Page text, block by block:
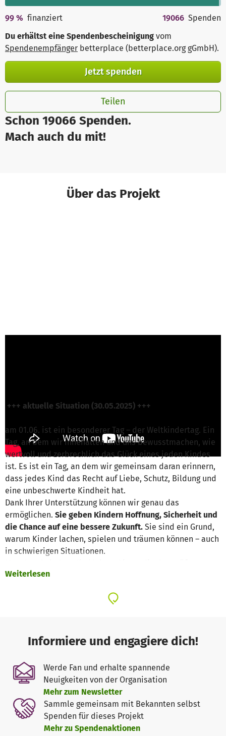
Schon 19066 Spenden.
Mach auch du mit!
99 % finanziert 19066 Spenden
Du erhältst eine Spendenbescheinigung vom
Spendenempfänger betterplace (betterplace.org gGmbH).
Jetzt spenden
Teilen
Über das Projekt
+++ aktuelle Situation (30.05.2025) +++
am 01.06. ist ein besonderer Tag – der Weltkindertag. Ein
Tag, an dem wir innehalten und uns bewusstmachen, wie
wertvoll und zerbrechlich das Glück eines jeden Kindes
ist. Es ist ein Tag, an dem wir gemeinsam daran erinnern,
dass jedes Kind das Recht auf Liebe, Schutz, Bildung und
eine unbeschwerte Kindheit hat.
Dank Ihrer Unterstützung können wir genau das
ermöglichen. Sie geben Kindern Hoffnung, Sicherheit und
die Chance auf eine bessere Zukunft. Sie sind ein Grund,
warum Kinder lachen, spielen und träumen können – auch
in schwierigen Situationen.
Unterschied machen: Ein sicherer Ort zum Spielen, eine
Großzügigkeit und Ihren Glauben an eine Welt, in der
jedes Kind eine Chance auf Glück hat.
Lassen Sie uns auch weiterhin gemeinsam dafür
kämpfen, dass Kinder überall auf der Erde ein Leben
voller Hoffnung, Freude und Liebe führen können.
Weiterlesen
Informiere und engagiere dich!
Werde Fan und erhalte spannende
Neuigkeiten von der Organisation
Mehr zum Newsletter
Sammle gemeinsam mit Bekannten selbst
Spenden für dieses Projekt
Mehr zu Spendenaktionen